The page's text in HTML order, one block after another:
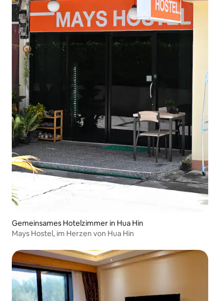
Gemeinsames Hotelzimmer in Hua Hin
Mays Hostel, im Herzen von Hua Hin